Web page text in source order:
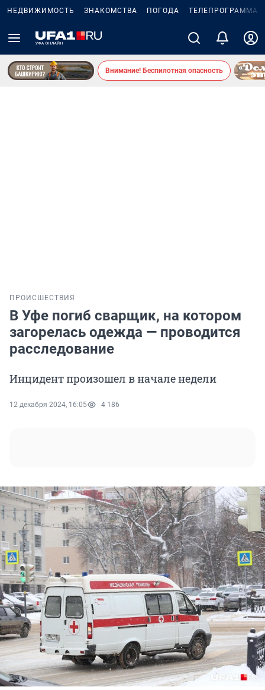
НЕДВИЖИМОСТЬ ЗНАКОМСТВА ПОГОДА ТЕЛЕПРОГРАММА
Внимание! Беспилотная опасность
ПРОИСШЕСТВИЯ
В Уфе погиб сварщик, на котором
загорелась одежда — проводится
расследование
Инцидент произошел в начале недели
12 декабря 2024, 16:05 4 186